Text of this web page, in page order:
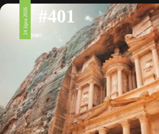
24 lipca 2026 #401